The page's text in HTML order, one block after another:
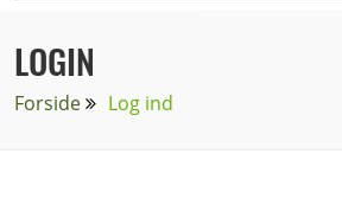
LOGIN
Forside Log ind